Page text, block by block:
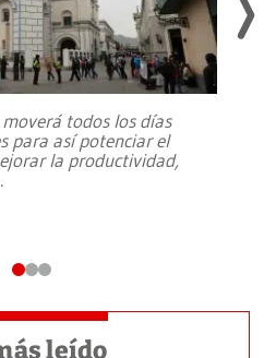
todos los días
para así potenciar el
la productividad,
leído